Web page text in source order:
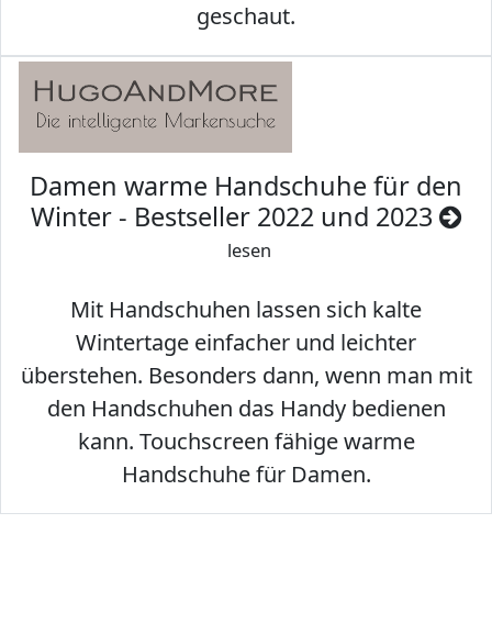
geschaut.
Damen warme Handschuhe für den
Winter - Bestseller 2022 und 2023
lesen
Mit Handschuhen lassen sich kalte
Wintertage einfacher und leichter
überstehen. Besonders dann, wenn man mit
den Handschuhen das Handy bedienen
kann. Touchscreen fähige warme
Handschuhe für Damen.